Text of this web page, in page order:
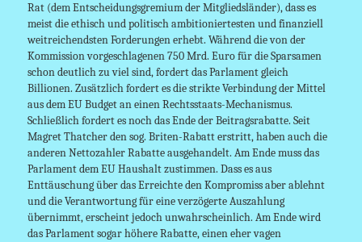
Rat (dem Entscheidungsgremium der Mitgliedsländer), dass es
meist die ethisch und politisch ambitioniertesten und finanziell
weitreichendsten Forderungen erhebt. Während die von der
Kommission vorgeschlagenen 750 Mrd. Euro für die Sparsamen
schon deutlich zu viel sind, fordert das Parlament gleich
Billionen. Zusätzlich fordert es die strikte Verbindung der Mittel
aus dem EU Budget an einen Rechtsstaats-Mechanismus.
Schließlich fordert es noch das Ende der Beitragsrabatte. Seit
Magret Thatcher den sog. Briten-Rabatt erstritt, haben auch die
anderen Nettozahler Rabatte ausgehandelt. Am Ende muss das
Parlament dem EU Haushalt zustimmen. Dass es aus
Enttäuschung über das Erreichte den Kompromiss aber ablehnt
und die Verantwortung für eine verzögerte Auszahlung
übernimmt, erscheint jedoch unwahrscheinlich. Am Ende wird
das Parlament sogar höhere Rabatte, einen eher vagen